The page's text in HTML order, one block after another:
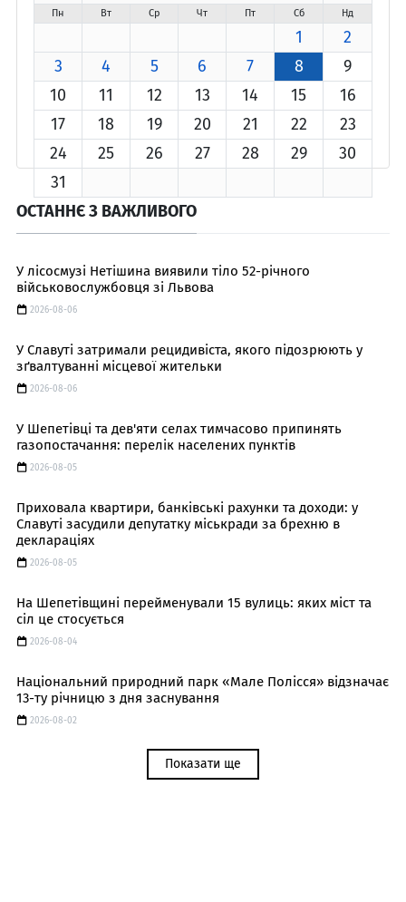
Пн Вт Ср Чт Пт Сб Нд
1
2
3
4 5 6 7 8
9
10
11 12 13 14 15
16
17
18 19 20 21 22
23
24
25 26 27 28 29
30
31
ОСТАННЄ З ВАЖЛИВОГО
У лісосмузі Нетішина виявили тіло 52-річного
військовослужбовця зі Львова
2026-08-06
У Славуті затримали рецидивіста, якого підозрюють у
зґвалтуванні місцевої жительки
2026-08-06
У Шепетівці та дев'яти селах тимчасово припинять
газопостачання: перелік населених пунктів
2026-08-05
Приховала квартири, банківські рахунки та доходи: у
Славуті засудили депутатку міськради за брехню в
деклараціях
2026-08-05
На Шепетівщині перейменували 15 вулиць: яких міст та
сіл це стосується
2026-08-04
Національний природний парк «Мале Полісся» відзначає
13-ту річницю з дня заснування
2026-08-02
Показати ще